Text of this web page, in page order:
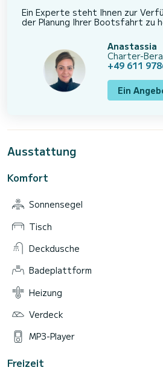
Ein Experte steht Ihnen zur
der Planung Ihrer Bootsfahrt zu
Anastassia
Charter-
+49 611
Ein
Ausstattung
Komfort
Sonnensegel
Tisch
Deckdusche
Badeplattform
Heizung
Verdeck
MP3-Player
Freizeit